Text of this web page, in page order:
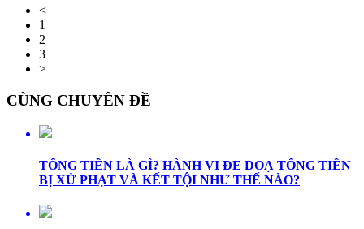
<
1
2
3
>
CÙNG CHUYÊN ĐỀ
TỐNG TIỀN LÀ GÌ? HÀNH VI ĐE DOẠ TỐNG TIỀN
BỊ XỬ PHẠT VÀ KẾT TỘI NHƯ THẾ NÀO?